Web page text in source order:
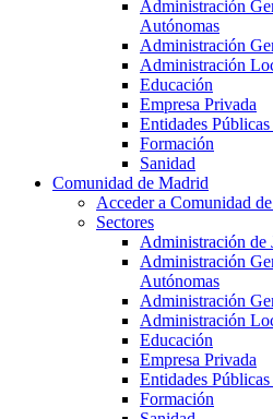
Administración
Autónomas
Administración
Administración
Educación
Empresa Privada
Entidades Públicas
Formación
Sanidad
Comunidad de Madrid
Acceder a Comunidad
Sectores
Administración de
Administración
Autónomas
Administración
Administración
Educación
Empresa Privada
Entidades Públicas
Formación